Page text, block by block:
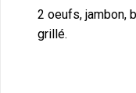
2 oeufs, jambon,
grillé.